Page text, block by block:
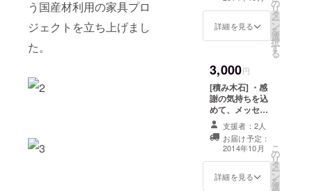
う国産材利用の家具プロ
ジェクトを立ち上げまし
た。
詳細を見る
の
リ
タ
ー
ン
を
選
択
す
る
3,000円
[積み木石] ・感
謝の気持ちを込
めて、メッセー
ジをお送り致し
ます。 ・小石の
ような形をした
ヒノキの積み木
(無塗装)を1set
送付
支援者：2人
お届け予定：
2014年10月
詳細を見る
こ
の
リ
タ
ー
ン
を
選